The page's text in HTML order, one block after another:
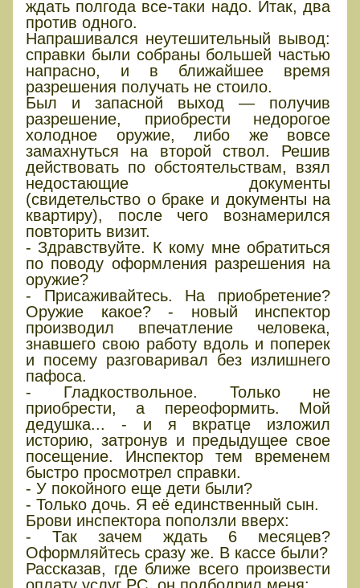
ждать полгода все-таки надо. Итак, два
против одного.
Напрашивался неутешительный вывод:
справки были собраны большей частью
напрасно, и в ближайшее время
разрешения получать не стоило.
Был и запасной выход — получив
разрешение, приобрести недорогое
холодное оружие, либо же вовсе
замахнуться на второй ствол. Решив
действовать по обстоятельствам, взял
недостающие документы
(свидетельство о браке и документы на
квартиру), после чего вознамерился
повторить визит.
- Здравствуйте. К кому мне обратиться
по поводу оформления разрешения на
оружие?
- Присаживайтесь. На приобретение?
Оружие какое? - новый инспектор
производил впечатление человека,
знавшего свою работу вдоль и поперек
и посему разговаривал без излишнего
пафоса.
- Гладкоствольное. Только не
приобрести, а переоформить. Мой
дедушка... - и я вкратце изложил
историю, затронув и предыдущее свое
посещение. Инспектор тем временем
быстро просмотрел справки.
- У покойного еще дети были?
- Только дочь. Я её единственный сын.
Брови инспектора поползли вверх:
- Так зачем ждать 6 месяцев?
Оформляйтесь сразу же. В кассе были?
Рассказав, где ближе всего произвести
оплату услуг РС, он подбодрил меня: